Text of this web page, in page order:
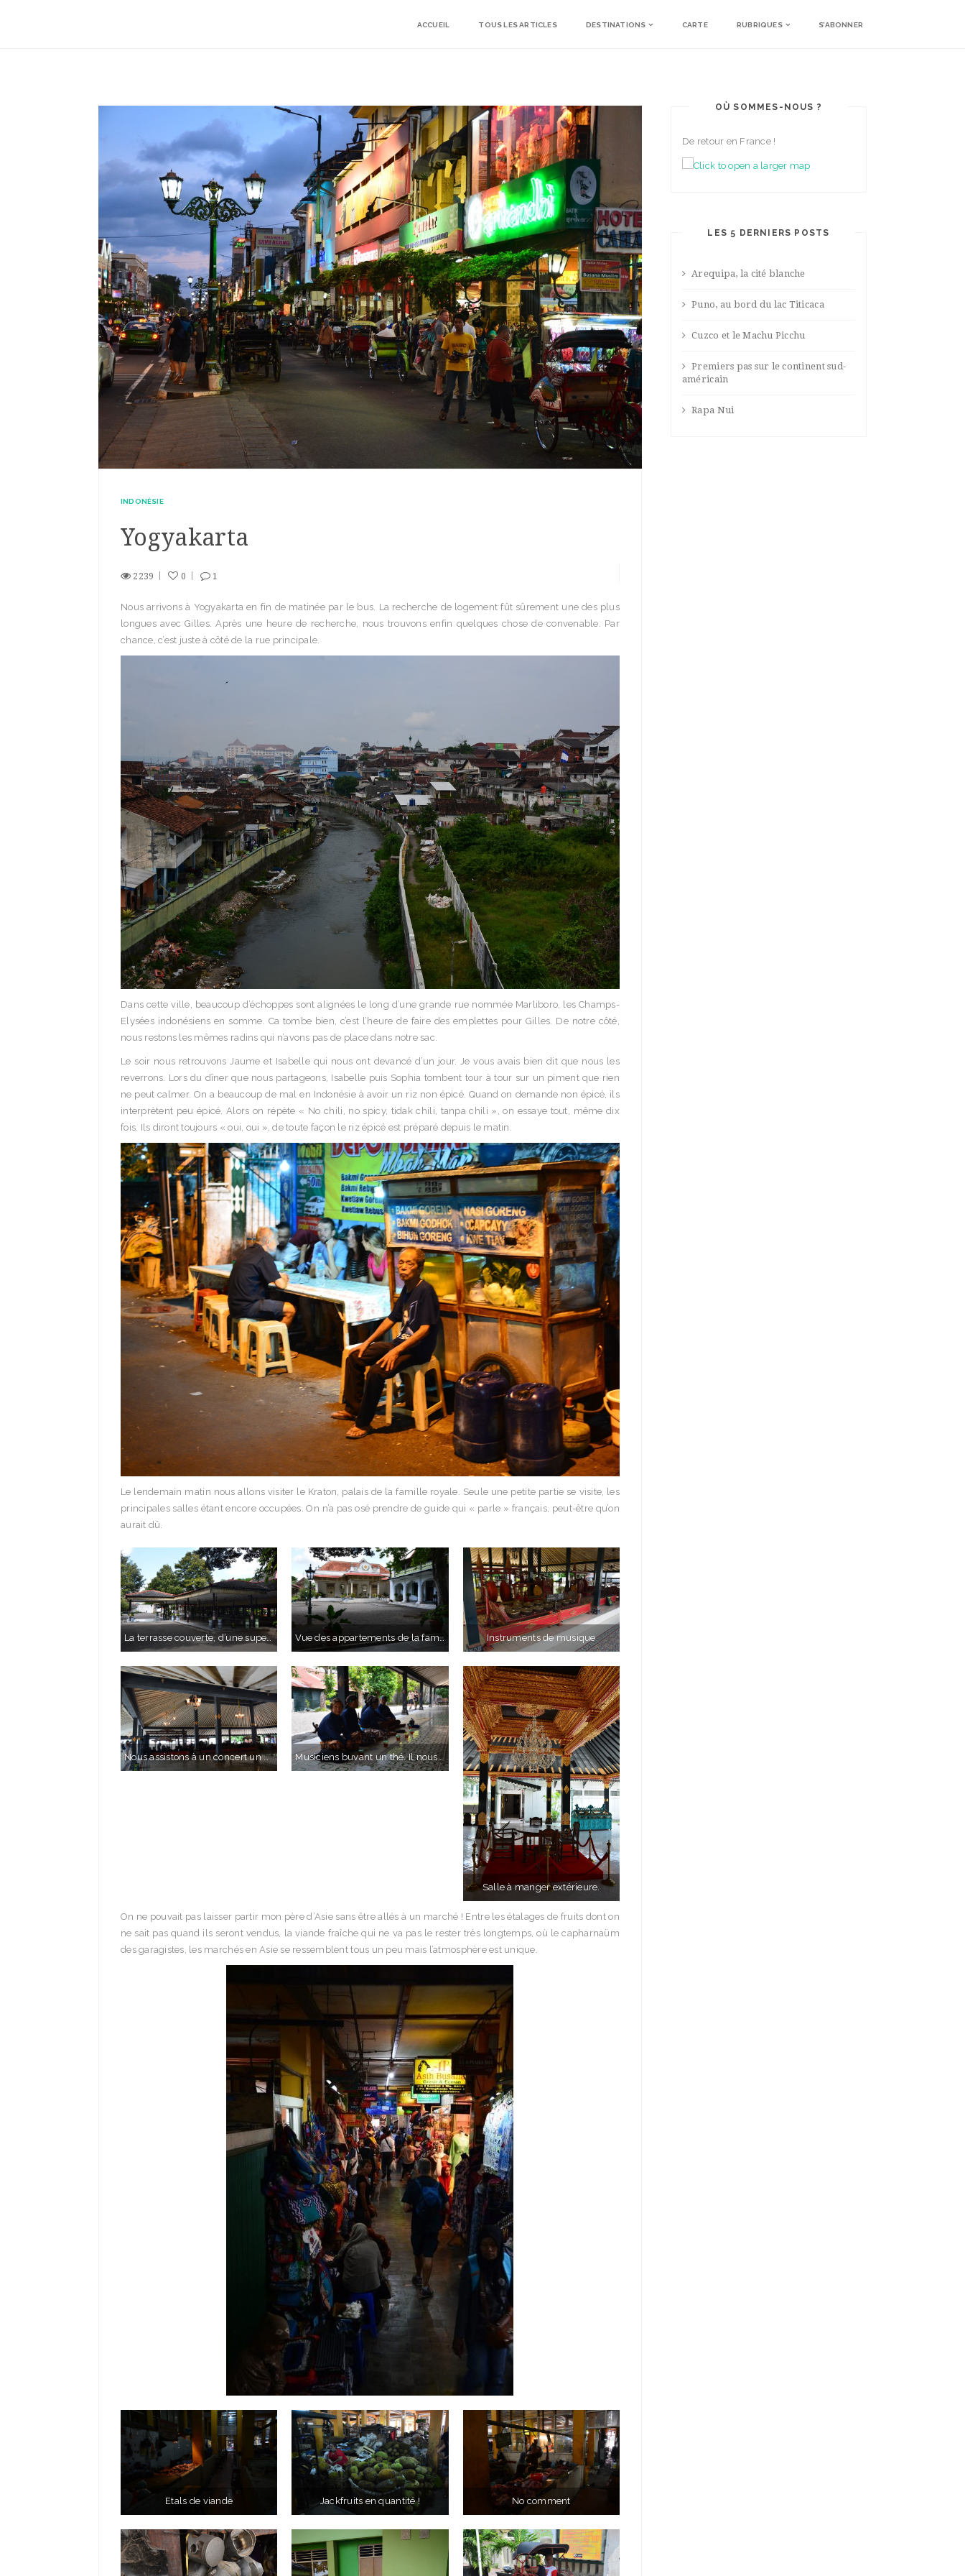
ACCUEIL TOUS LES ARTICLES DESTINATIONS CARTE RUBRIQUES S’ABONNER
INDONÉSIE
Yogyakarta
2239 0 1
Nous arrivons à Yogyakarta en fin de matinée par le bus. La recherche de logement fût sûrement une des plus
longues avec Gilles. Après une heure de recherche, nous trouvons enfin quelques chose de convenable. Par
chance, c’est juste à côté de la rue principale.
Dans cette ville, beaucoup d’échoppes sont alignées le long d’une grande rue nommée Marliboro, les Champs-
Elysées indonésiens en somme. Ca tombe bien, c’est l’heure de faire des emplettes pour Gilles. De notre côté,
nous restons les mêmes radins qui n’avons pas de place dans notre sac.
Le soir nous retrouvons Jaume et Isabelle qui nous ont devancé d’un jour. Je vous avais bien dit que nous les
reverrons. Lors du dîner que nous partageons, Isabelle puis Sophia tombent tour à tour sur un piment que rien
ne peut calmer. On a beaucoup de mal en Indonésie à avoir un riz non épicé. Quand on demande non épicé, ils
interprètent peu épicé. Alors on répète « No chili, no spicy, tidak chili, tanpa chili », on essaye tout, même dix
fois. Ils diront toujours « oui, oui », de toute façon le riz épicé est préparé depuis le matin.
Le lendemain matin nous allons visiter le Kraton, palais de la famille royale. Seule une petite partie se visite, les
principales salles étant encore occupées. On n’a pas osé prendre de guide qui « parle » français, peut-être qu’on
aurait dû.
La terrasse couverte, d’une superficie non négligeable Vue des appartements de la famille royale Instruments de musique
Nous assistons à un concert un peu… soporifique. Toutes les deux mintutes, on croit que le rythme va s’accélérer, mais en fait non. Musiciens buvant un thé. Il nous a semblé que le concert n’a débuté uniquement quand tout le monde avait un thé.
Salle à manger extérieure.
On ne pouvait pas laisser partir mon père d’Asie sans être allés à un marché ! Entre les étalages de fruits dont on
ne sait pas quand ils seront vendus, la viande fraîche qui ne va pas le rester très longtemps, où le capharnaüm
des garagistes, les marchés en Asie se ressemblent tous un peu mais l’atmosphère est unique.
Etals de viande Jackfruits en quantité ! No comment
OÙ SOMMES-NOUS ?
De retour en France !
LES 5 DERNIERS POSTS
Arequipa, la cité blanche
Puno, au bord du lac Titicaca
Cuzco et le Machu Picchu
Premiers pas sur le continent sud-
américain
Rapa Nui